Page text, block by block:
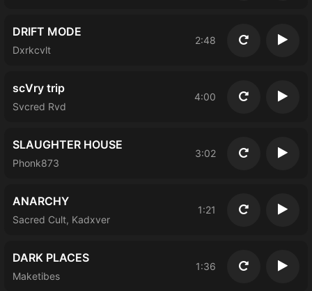
DRIFT MODE
Dxrkcvlt
2:48 Повторить
scVry trip
Svcred Rvd
4:00 Повторить
SLAUGHTER HOUSE
Phonk873
3:02 Повторить
ANARCHY
Sacred Cult, Kadxver
1:21 Повторить
DARK PLACES
Maketibes
1:36 Повторить